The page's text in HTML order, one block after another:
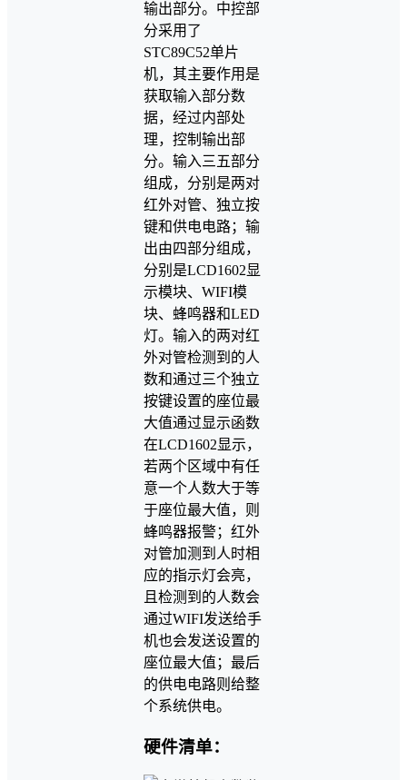
输出部分。中控部
分采用了
STC89C52单片
机，其主要作用是
获取输入部分数
据，经过内部处
理，控制输出部
分。输入三五部分
组成，分别是两对
红外对管、独立按
键和供电电路；输
出由四部分组成，
分别是LCD1602显
示模块、WIFI模
块、蜂鸣器和LED
灯。输入的两对红
外对管检测到的人
数和通过三个独立
按键设置的座位最
大值通过显示函数
在LCD1602显示，
若两个区域中有任
意一个人数大于等
于座位最大值，则
蜂鸣器报警；红外
对管加测到人时相
应的指示灯会亮，
且检测到的人数会
通过WIFI发送给手
机也会发送设置的
座位最大值；最后
的供电电路则给整
个系统供电。
硬件清单：